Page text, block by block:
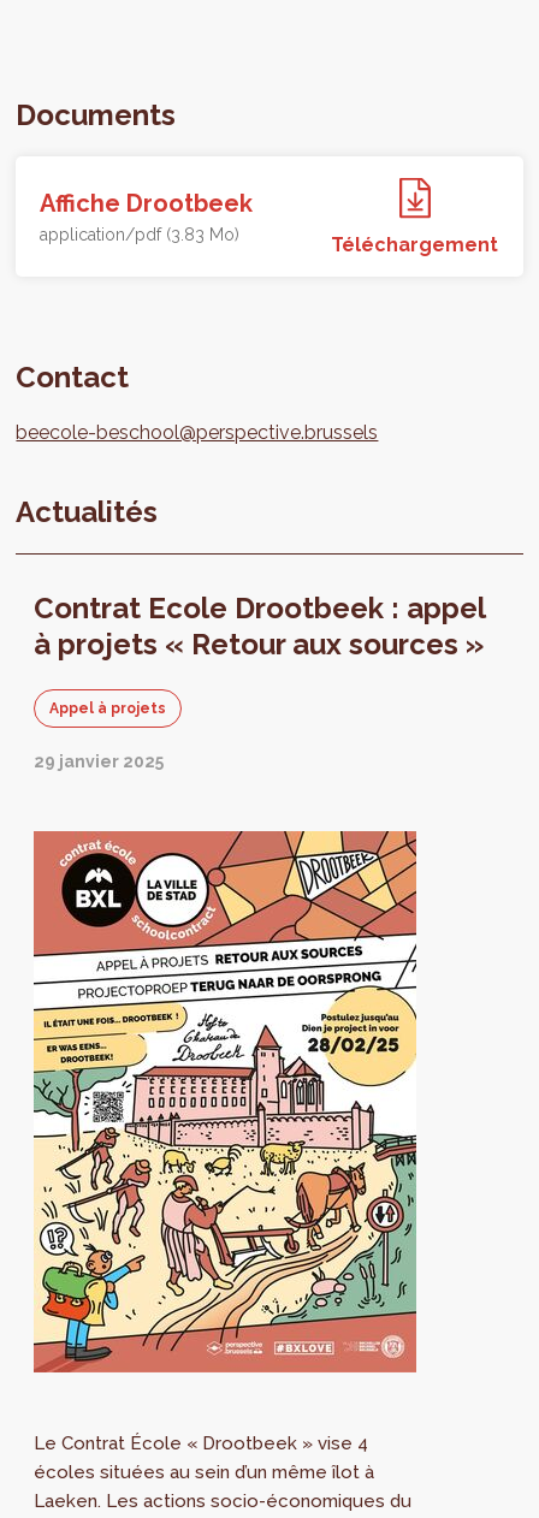
Documents
Affiche Drootbeek
application/pdf (3.83 Mo) Téléchargement
Contact
beecole-beschool@perspective.brussels
Actualités
Contrat Ecole Drootbeek : appel
à projets « Retour aux sources »
Appel à projets
29 janvier 2025
Le Contrat École « Drootbeek » vise 4
écoles situées au sein d’un même îlot à
Laeken. Les actions socio-économiques du